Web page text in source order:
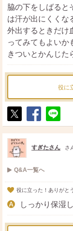
脇の下をしばると
は汗が出にくくな
外出するときだけ
ってみてもよいか
きついとかんじた
役に
ポ
ス
ト
シ
ェ
送
る
すぎたさん さ
Q&A一覧へ
役に立った！ありがと
しっかり保湿